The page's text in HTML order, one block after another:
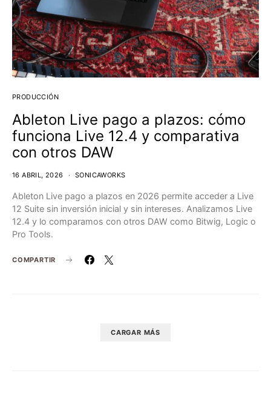
PRODUCCIÓN
Ableton Live pago a plazos: cómo
funciona Live 12.4 y comparativa
con otros DAW
16 ABRIL, 2026 SONICAWORKS
Ableton Live pago a plazos en 2026 permite acceder a Live
12 Suite sin inversión inicial y sin intereses. Analizamos Live
12.4 y lo comparamos con otros DAW como Bitwig, Logic o
Pro Tools.
COMPARTIR
CARGAR MÁS